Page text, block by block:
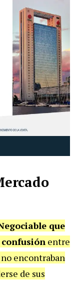
que
entre
encontraban
de sus